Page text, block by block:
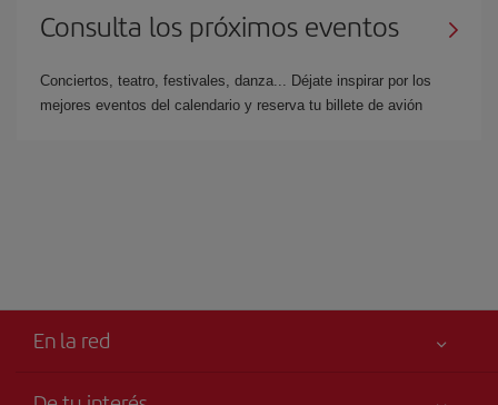
Consulta los próximos eventos
Conciertos, teatro, festivales, danza... Déjate inspirar por los
mejores eventos del calendario y reserva tu billete de avión
En la red